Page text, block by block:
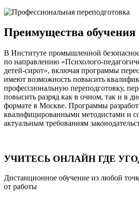
Преимущества обучения
В Институте промышленной
по направлению «Психолого-
детей-сирот», включая программы
имеют возможность повысить
профессиональную переподготовку,
повысить разряд как в очном, так и в
формате в Москве. Программы
квалифицированными методистами и
актуальным требованиям
УЧИТЕСЬ ОНЛАЙН ГДЕ
Дистанционное обучение из любой
от работы